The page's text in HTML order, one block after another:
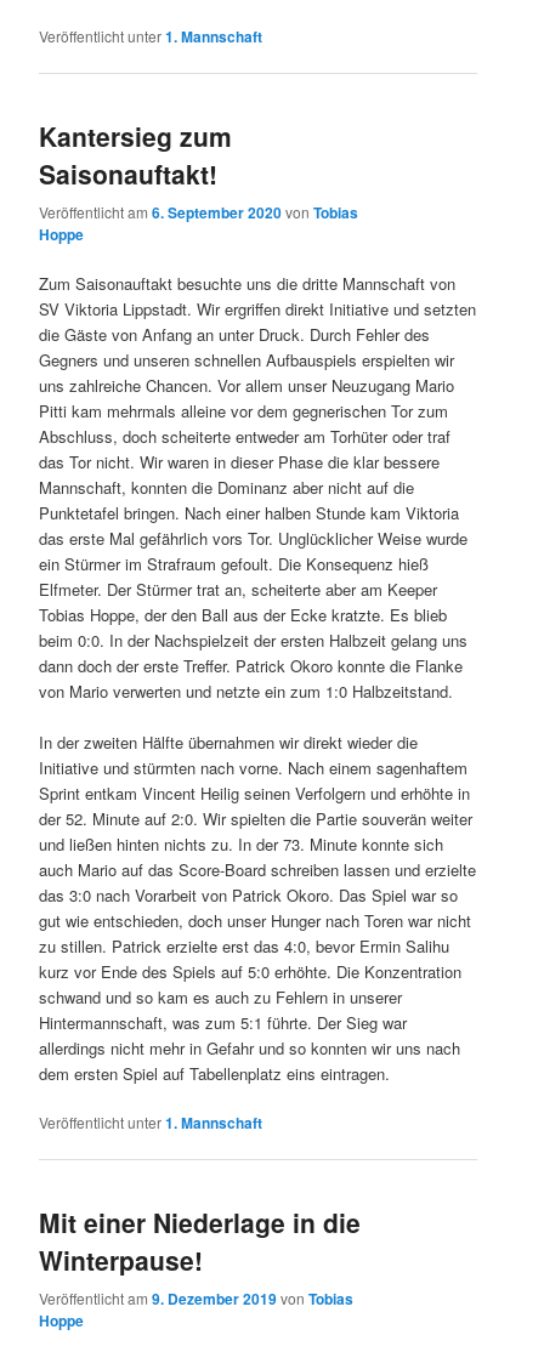
Veröffentlicht unter1. Mannschaft
Kantersieg zum
Saisonauftakt!
Veröffentlicht am6. September 2020vonTobias
Hoppe
Zum Saisonauftakt besuchte uns die dritte Mannschaft von
SV Viktoria Lippstadt. Wir ergriffen direkt Initiative und setzten
die Gäste von Anfang an unter Druck. Durch Fehler des
Gegners und unseren schnellen Aufbauspiels erspielten wir
uns zahlreiche Chancen. Vor allem unser Neuzugang Mario
Pitti kam mehrmals alleine vor dem gegnerischen Tor zum
Abschluss, doch scheiterte entweder am Torhüter oder traf
das Tor nicht. Wir waren in dieser Phase die klar bessere
Mannschaft, konnten die Dominanz aber nicht auf die
Punktetafel bringen. Nach einer halben Stunde kam Viktoria
das erste Mal gefährlich vors Tor. Unglücklicher Weise wurde
ein Stürmer im Strafraum gefoult. Die Konsequenz hieß
Elfmeter. Der Stürmer trat an, scheiterte aber am Keeper
Tobias Hoppe, der den Ball aus der Ecke kratzte. Es blieb
beim 0:0. In der Nachspielzeit der ersten Halbzeit gelang uns
dann doch der erste Treffer. Patrick Okoro konnte die Flanke
von Mario verwerten und netzte ein zum 1:0 Halbzeitstand.
In der zweiten Hälfte übernahmen wir direkt wieder die
Initiative und stürmten nach vorne. Nach einem sagenhaftem
Sprint entkam Vincent Heilig seinen Verfolgern und erhöhte in
der 52. Minute auf 2:0. Wir spielten die Partie souverän weiter
und ließen hinten nichts zu. In der 73. Minute konnte sich
auch Mario auf das Score-Board schreiben lassen und erzielte
das 3:0 nach Vorarbeit von Patrick Okoro. Das Spiel war so
gut wie entschieden, doch unser Hunger nach Toren war nicht
zu stillen. Patrick erzielte erst das 4:0, bevor Ermin Salihu
kurz vor Ende des Spiels auf 5:0 erhöhte. Die Konzentration
schwand und so kam es auch zu Fehlern in unserer
Hintermannschaft, was zum 5:1 führte. Der Sieg war
allerdings nicht mehr in Gefahr und so konnten wir uns nach
dem ersten Spiel auf Tabellenplatz eins eintragen.
Veröffentlicht unter1. Mannschaft
Mit einer Niederlage in die
Winterpause!
Veröffentlicht am9. Dezember 2019vonTobias
Hoppe